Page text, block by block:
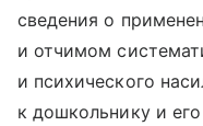
сведения о
и отчимом
и психического
к дошкольнику и